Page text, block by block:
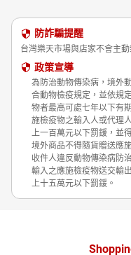
防詐騙提醒
台灣樂天市場與店家不會主
政策宣導
為防治動物傳染病，境外
合動物檢疫規定，並依規
物者最高可處七年以下有
施檢疫物之輸入人或代理
上一百萬元以下罰鍰，並
境外商品不得隨貨贈送應
收件人違反動物傳染病防
輸入之應施檢疫物送交輸
上十五萬元以下罰鍰。